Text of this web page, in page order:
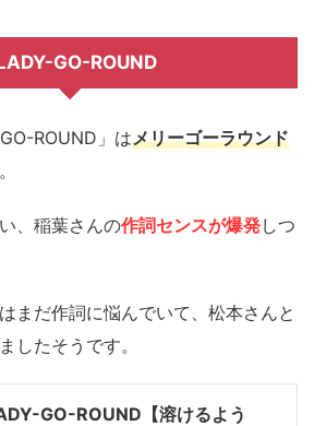
GO-ROUND
ROUND」はメリーゴーラウンド
、稲葉さんの作詞センスが爆発しつ
まだ作詞に悩んでいて、松本さんと
したそうです。
GO-ROUND【溶けるよう